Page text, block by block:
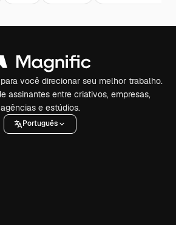
você direcionar seu melhor trabalho.
assinantes entre criativos, empresas,
agências e estúdios.
Português